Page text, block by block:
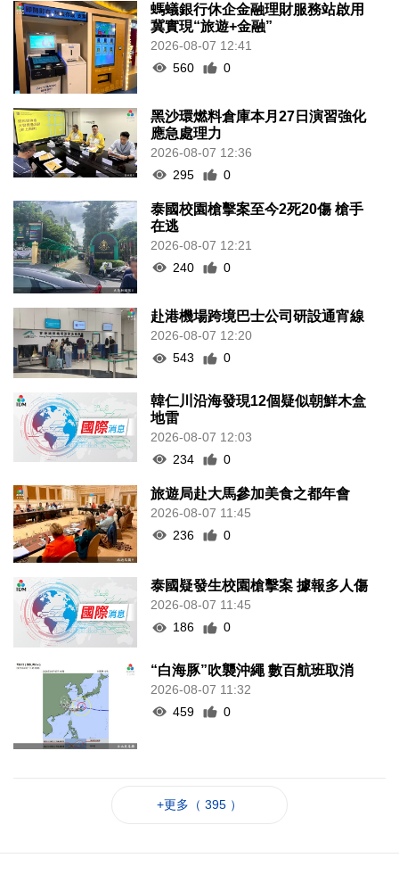
螞蟻銀行休企金融理財服務站啟用
冀實現“旅遊+金融”
2026-08-07 12:41
560
0
黑沙環燃料倉庫本月27日演習強化
應急處理力
2026-08-07 12:36
295
0
泰國校園槍擊案至今2死20傷 槍手
在逃
2026-08-07 12:21
240
0
赴港機場跨境巴士公司研設通宵線
2026-08-07 12:20
543
0
韓仁川沿海發現12個疑似朝鮮木盒
地雷
2026-08-07 12:03
234
0
旅遊局赴大馬參加美食之都年會
2026-08-07 11:45
236
0
泰國疑發生校園槍擊案 據報多人傷
2026-08-07 11:45
186
0
“白海豚”吹襲沖繩 數百航班取消
2026-08-07 11:32
459
0
+更多（ 395 ）